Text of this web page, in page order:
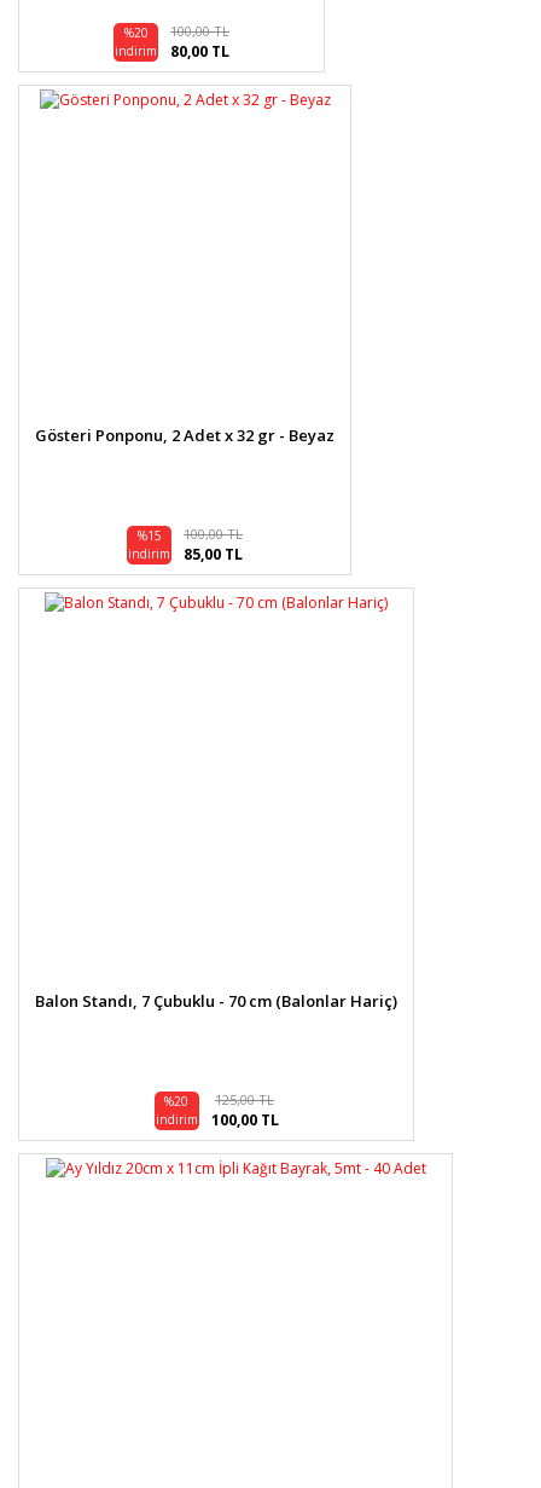
%20
indirim
100,00 TL
80,00 TL
Gösteri Ponponu, 2 Adet x 32 gr - Beyaz
%15
indirim
100,00 TL
85,00 TL
Balon Standı, 7 Çubuklu - 70 cm (Balonlar Hariç)
%20
indirim
125,00 TL
100,00 TL